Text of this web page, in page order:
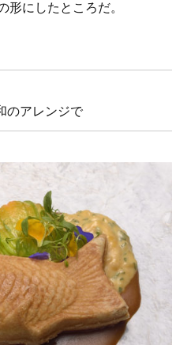
形にしたところだ。
のアレンジで